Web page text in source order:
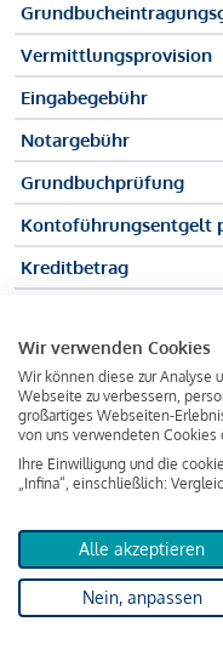
Vermittlungsprovision
Eingabegebühr
Notargebühr
Grundbuchprüfung
Kontoführungsentgelt
Kreditbetrag
Zu zahlender
Kreditvermittler
von 237.000 Euro
Darüber hinaus fallen
Wir verwenden Cookies
Wir können diese zur Analyse
Webseite zu verbessern,
großartiges Webseiten-
von uns verwendeten
Ihre Einwilligung und die
„Infina“, einschließlich:
Alle akzeptieren
Nein, anpassen